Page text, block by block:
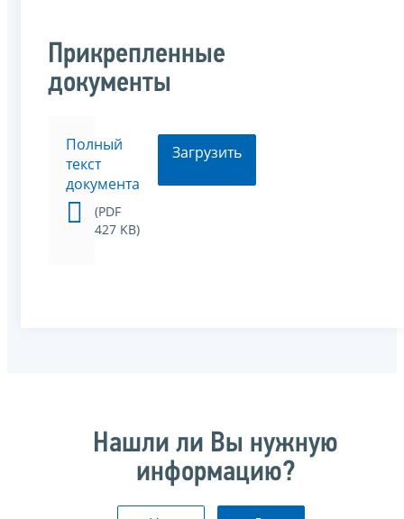
Прикрепленные
документы
Полный
текст
документа
(PDF
427 KB)
Загрузить
Нашли ли Вы нужную
информацию?